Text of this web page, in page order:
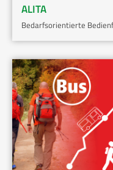
ALITA
Bedarfsorientierte